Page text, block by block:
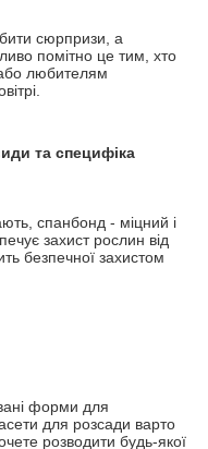
сюрпризи, а
помітно це тим, хто
любителям
та специфіка
спанбонд - міцний і
захист рослин від
безпечної захистом
форми для
для розсади варто
розводити будь-якої